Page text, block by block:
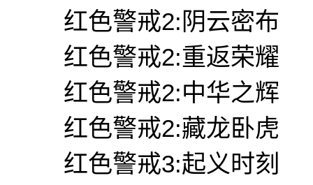
红色警戒2:阴云密布
红色警戒2:重返荣耀
红色警戒2:中华之辉
红色警戒2:藏龙卧虎
红色警戒3:起义时刻